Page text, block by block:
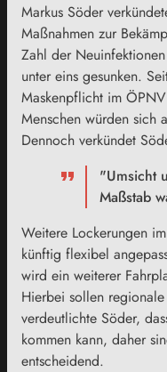
Markus Söder
Maßnahmen zur
Zahl der
unter eins gesunken.
Maskenpflicht im
Menschen würden sich
Dennoch verkündet
"Umsicht
Maßstab
Weitere Lockerungen
künftig flexibel
wird ein weiterer
Hierbei sollen
verdeutlichte Söder,
kommen kann, daher
entscheidend.